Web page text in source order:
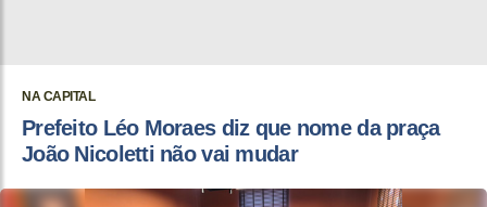
NA CAPITAL
Prefeito Léo Moraes diz que nome da praça
João Nicoletti não vai mudar